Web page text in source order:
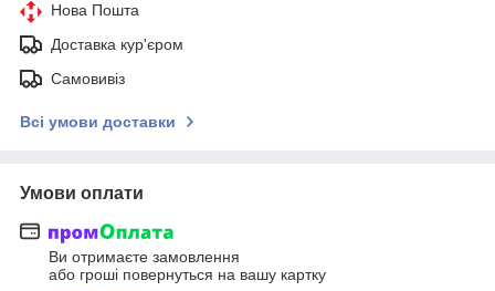
Нова Пошта
Доставка кур'єром
Самовивіз
Всі умови доставки
Умови оплати
Ви отримаєте замовлення
або гроші повернуться на вашу картку